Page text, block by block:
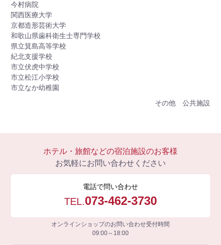
今村病院
関西医療大学
京都造形芸術大学
和歌山県歯科衛生士専門学校
県立箕島高等学校
紀北支援学校
市立伏虎中学校
市立松江小学校
市立なか幼稚園
その他 公共施設
ホテル・旅館などの宿泊施設のお客様
お気軽にお問い合わせください
電話で問い合わせ
TEL.073-462-3730
オンラインショップのお問い合わせ受付時間
09:00～18:00